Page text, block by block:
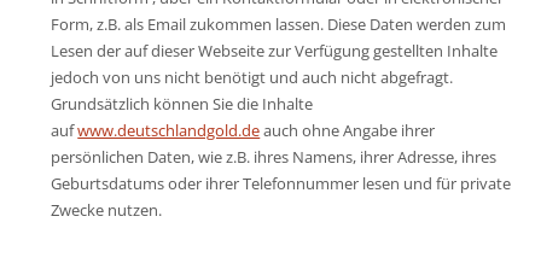
Form, z.B. als Email zukommen lassen. Diese Daten werden zum
Lesen der auf dieser Webseite zur Verfügung gestellten Inhalte
jedoch von uns nicht benötigt und auch nicht abgefragt.
Grundsätzlich können Sie die Inhalte
aufwww.deutschlandgold.deauch ohne Angabe ihrer
persönlichen Daten, wie z.B. ihres Namens, ihrer Adresse, ihres
Geburtsdatums oder ihrer Telefonnummer lesen und für private
Zwecke nutzen.